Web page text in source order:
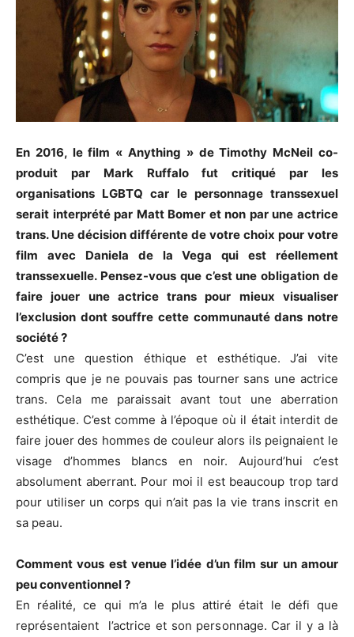
En 2016, le film « Anything » de Timothy McNeil co-
produit par Mark Ruffalo fut critiqué par les
organisations LGBTQ car le personnage transsexuel
serait interprété par Matt Bomer et non par une actrice
trans. Une décision différente de votre choix pour votre
film avec Daniela de la Vega qui est réellement
transsexuelle. Pensez-vous que c’est une obligation de
faire jouer une actrice trans pour mieux visualiser
l’exclusion dont souffre cette communauté dans notre
société ?
C’est une question éthique et esthétique. J’ai vite
compris que je ne pouvais pas tourner sans une actrice
trans. Cela me paraissait avant tout une aberration
esthétique. C’est comme à l’époque où il était interdit de
faire jouer des hommes de couleur alors ils peignaient le
visage d’hommes blancs en noir. Aujourd’hui c’est
absolument aberrant. Pour moi il est beaucoup trop tard
pour utiliser un corps qui n’ait pas la vie trans inscrit en
sa peau.
Comment vous est venue l’idée d’un film sur un amour
peu conventionnel ?
En réalité, ce qui m’a le plus attiré était le défi que
représentaient l’actrice et son personnage. Car il y a là